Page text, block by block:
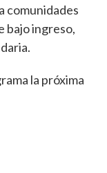
comunidades
bajo ingreso,
la próxima